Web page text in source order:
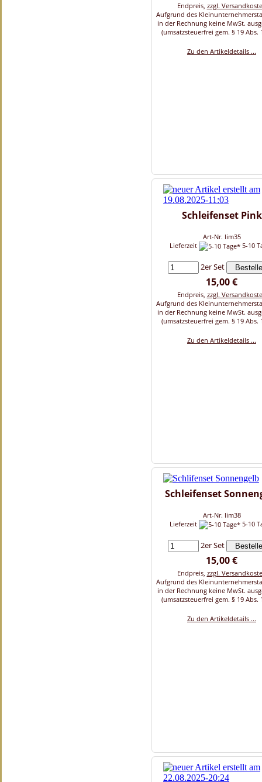
Endpreis, zzgl.
Aufgrund des
in der Rechnung keine MwSt.
(umsatzsteuerfrei gem. § 19 Abs.
Zu den Artikeldetails ...
Schleifenset Pink
Art-Nr. lim35
Lieferzeit
5-10
2er Set
15,00 €
Endpreis, zzgl.
Aufgrund des
in der Rechnung keine MwSt.
(umsatzsteuerfrei gem. § 19 Abs.
Zu den Artikeldetails ...
Schleifenset
Art-Nr. lim38
Lieferzeit
5-10
2er Set
15,00 €
Endpreis, zzgl.
Aufgrund des
in der Rechnung keine MwSt.
(umsatzsteuerfrei gem. § 19 Abs.
Zu den Artikeldetails ...